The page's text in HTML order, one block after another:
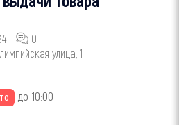
0
улица, 1
до 10:00